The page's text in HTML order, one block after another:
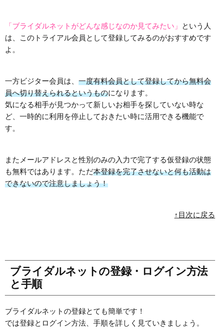
「ブライダルネットがどんな感じなのか見てみたい」
という人
は、このトライアル会員として登録してみるのがおすすめです
よ。
一方ビジター会員は、 一度有料会員として登録してから無料会
員へ切り替えられるというものになります。
気になる相手が見つかって新しいお相手を探していない時な
ど、一時的に利用を停止しておきたい時に活用できる機能で
す。
またメールアドレスと性別のみの入力で完了する仮登録の状態
も無料ではあります。ただ本登録を完了させないと何も活動は
できないので注意しましょう！
↑目次に戻る
ブライダルネットの登録・ログイン方法
と手順
ブライダルネットの登録とても簡単です！
では登録とログイン方法、手順を詳しく見ていきましょう。